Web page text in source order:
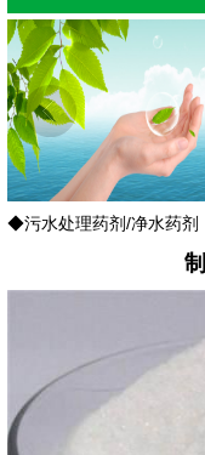
◆污水处理药剂/净水药剂